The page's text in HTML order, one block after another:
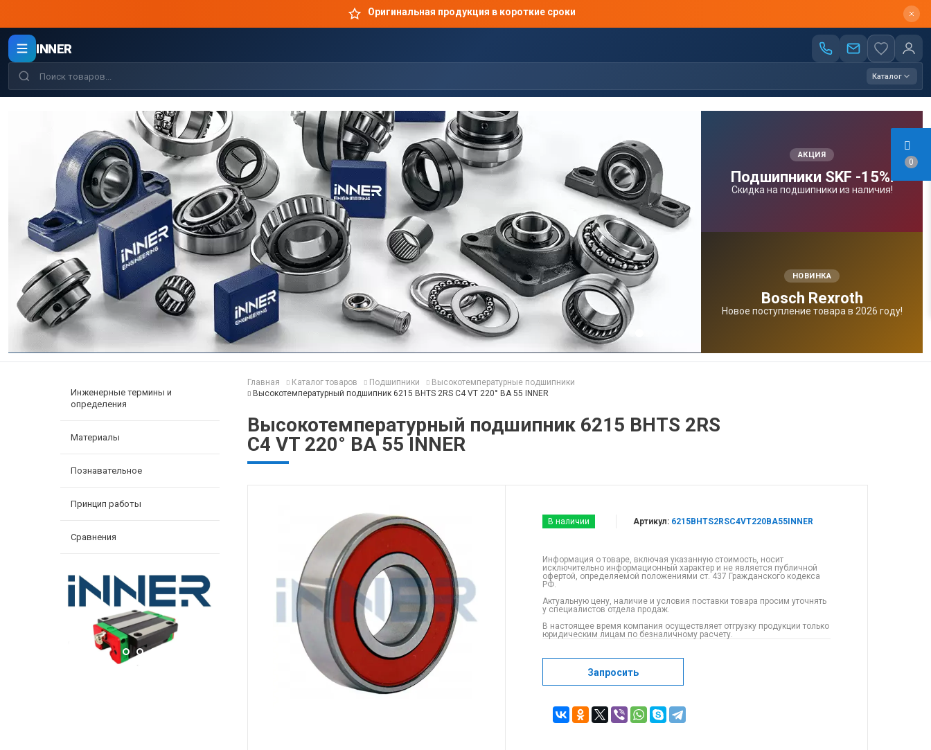
0
Оригинальная продукция в короткие сроки
INNER
Каталог
АКЦИЯ
Подшипники SKF -15%!
Скидка на подшипники из наличия!
НОВИНКА
Bosсh Rexroth
Новое поступление товара в 2026 году!
Инженерные термины и
определения
Материалы
Познавательное
Принцип работы
Сравнения
Главная Каталог товаров Подшипники
Высокотемпературные подшипники
Высокотемпературный подшипник 6215 BHTS 2RS C4 VT 220° BA 55 INNER
Высокотемпературный подшипник 6215 BHTS 2RS
C4 VT 220° BA 55 INNER
В наличии Артикул: 6215BHTS2RSC4VT220BA55INNER
Информация о товаре, включая указанную стоимость, носит
исключительно информационный характер и не является публичной
офертой, определяемой положениями ст. 437 Гражданского кодекса
РФ.
Актуальную цену, наличие и условия поставки товара просим уточнять
у специалистов отдела продаж.
В настоящее время компания осуществляет отгрузку продукции только
юридическим лицам по безналичному расчету.
Запросить